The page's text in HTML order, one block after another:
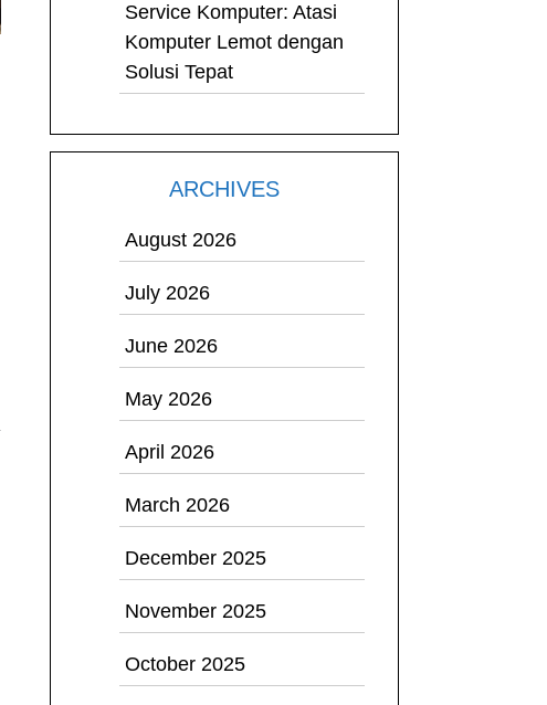
Service Komputer: Atasi
Komputer Lemot dengan
Solusi Tepat
ARCHIVES
August 2026
July 2026
June 2026
May 2026
April 2026
March 2026
December 2025
November 2025
October 2025